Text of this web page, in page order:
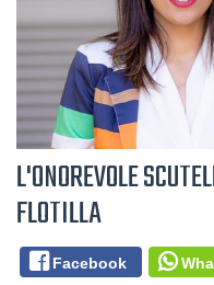
L'ONOREVOLE
FLOTILLA
Facebook